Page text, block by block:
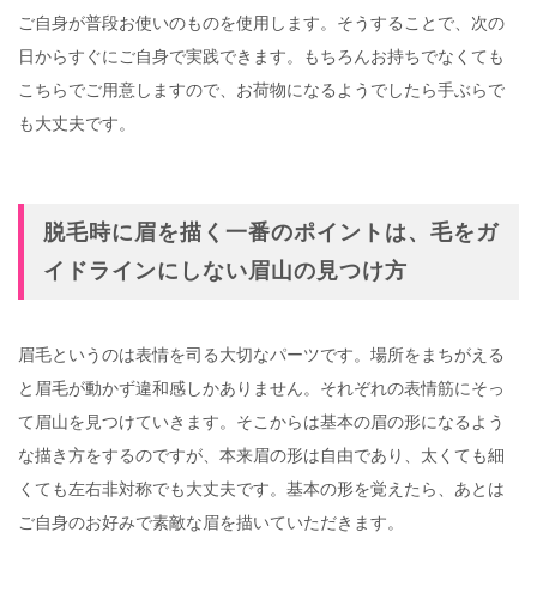
ご自身が普段お使いのものを使用します。そうすることで、次の
日からすぐにご自身で実践できます。もちろんお持ちでなくても
こちらでご用意しますので、お荷物になるようでしたら手ぶらで
も大丈夫です。
脱毛時に眉を描く一番のポイントは、毛をガ
イドラインにしない眉山の見つけ方
眉毛というのは表情を司る大切なパーツです。場所をまちがえる
と眉毛が動かず違和感しかありません。それぞれの表情筋にそっ
て眉山を見つけていきます。そこからは基本の眉の形になるよう
な描き方をするのですが、本来眉の形は自由であり、太くても細
くても左右非対称でも大丈夫です。基本の形を覚えたら、あとは
ご自身のお好みで素敵な眉を描いていただきます。